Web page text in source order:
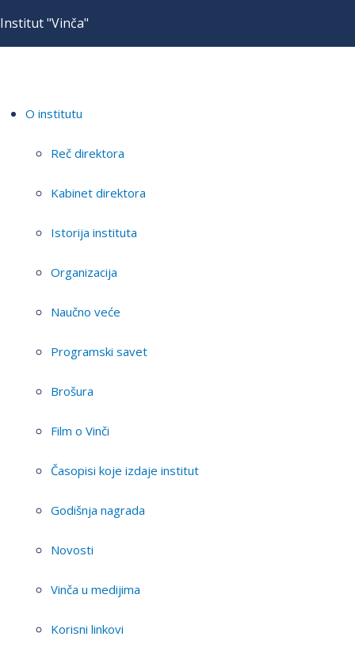
Institut "Vinča"
O institutu
Reč direktora
Kabinet direktora
Istorija instituta
Organizacija
Naučno veće
Programski savet
Brošura
Film o Vinči
Časopisi koje izdaje institut
Godišnja nagrada
Novosti
Vinča u medijima
Korisni linkovi